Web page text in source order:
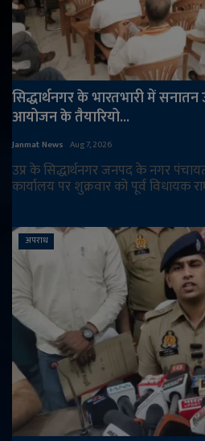
सिद्धार्थनगर के भारतभारी में
आयोजन के तैयारियो...
Janmat News Aug 7, 2026
उप्र के सिद्धार्थनगर जनपद के नगर
कार्यालय पर शुक्रवार को पूर्व विधायक
अपराध